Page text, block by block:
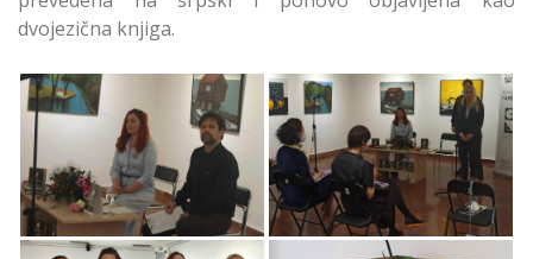
dvojezična knjiga.
Predstavljanje Knjige
„Poruka Skrivena
Među Laticama“
Autorke Darje Plodnik
Predstavljanje Knjige
„Poruka Skrivena
Među Laticama“
Autorke Darje Plodnik